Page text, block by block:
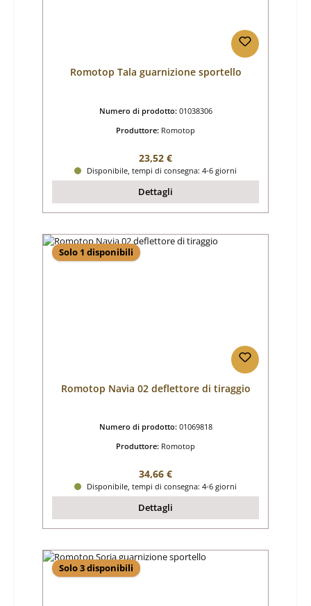
Romotop Tala guarnizione sportello
Numero di prodotto: 01038306
Produttore: Romotop
Prezzo normale:
23,52 €
Disponibile, tempi di consegna: 4-6 giorni
Dettagli
Solo 1 disponibili
Romotop Navia 02 deflettore di tiraggio
Numero di prodotto: 01069818
Produttore: Romotop
Prezzo normale:
34,66 €
Disponibile, tempi di consegna: 4-6 giorni
Dettagli
Solo 3 disponibili